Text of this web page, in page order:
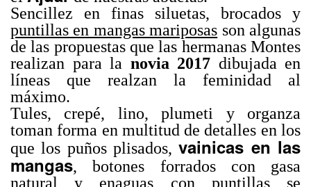
Sencillez en finas siluetas, brocados y
puntillas en mangas mariposas son algunas
de las propuestas que las hermanas Montes
realizan para la novia 2017 dibujada en
líneas que realzan la feminidad al
máximo.
Tules, crepé, lino, plumeti y organza
toman forma en multitud de detalles en los
que los puños plisados,vainicas en las
mangas, botones forrados con gasa
natural y enaguas con puntillasse